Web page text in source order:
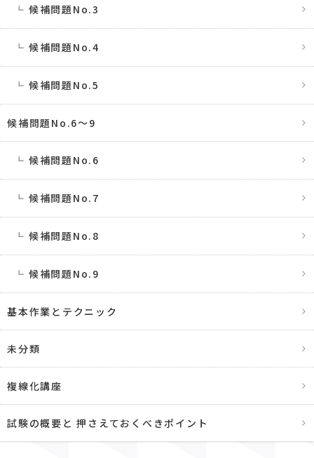
候補問題No.3
候補問題No.4
候補問題No.5
候補問題No.6〜9
候補問題No.6
候補問題No.7
候補問題No.8
候補問題No.9
基本作業とテクニック
未分類
複線化講座
試験の概要と 押さえておくべきポイント